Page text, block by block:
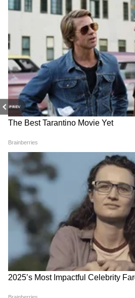
PREV
Related Articles
Baba Vanga यांची सोन्याच्या दरांबाबतची
खरी ठरली, Union Budget ने दिलासा
Baba Vanga Predictions: यंदाचे वर्ष या
आहे धोकादायक! तुमची रास कोणती?